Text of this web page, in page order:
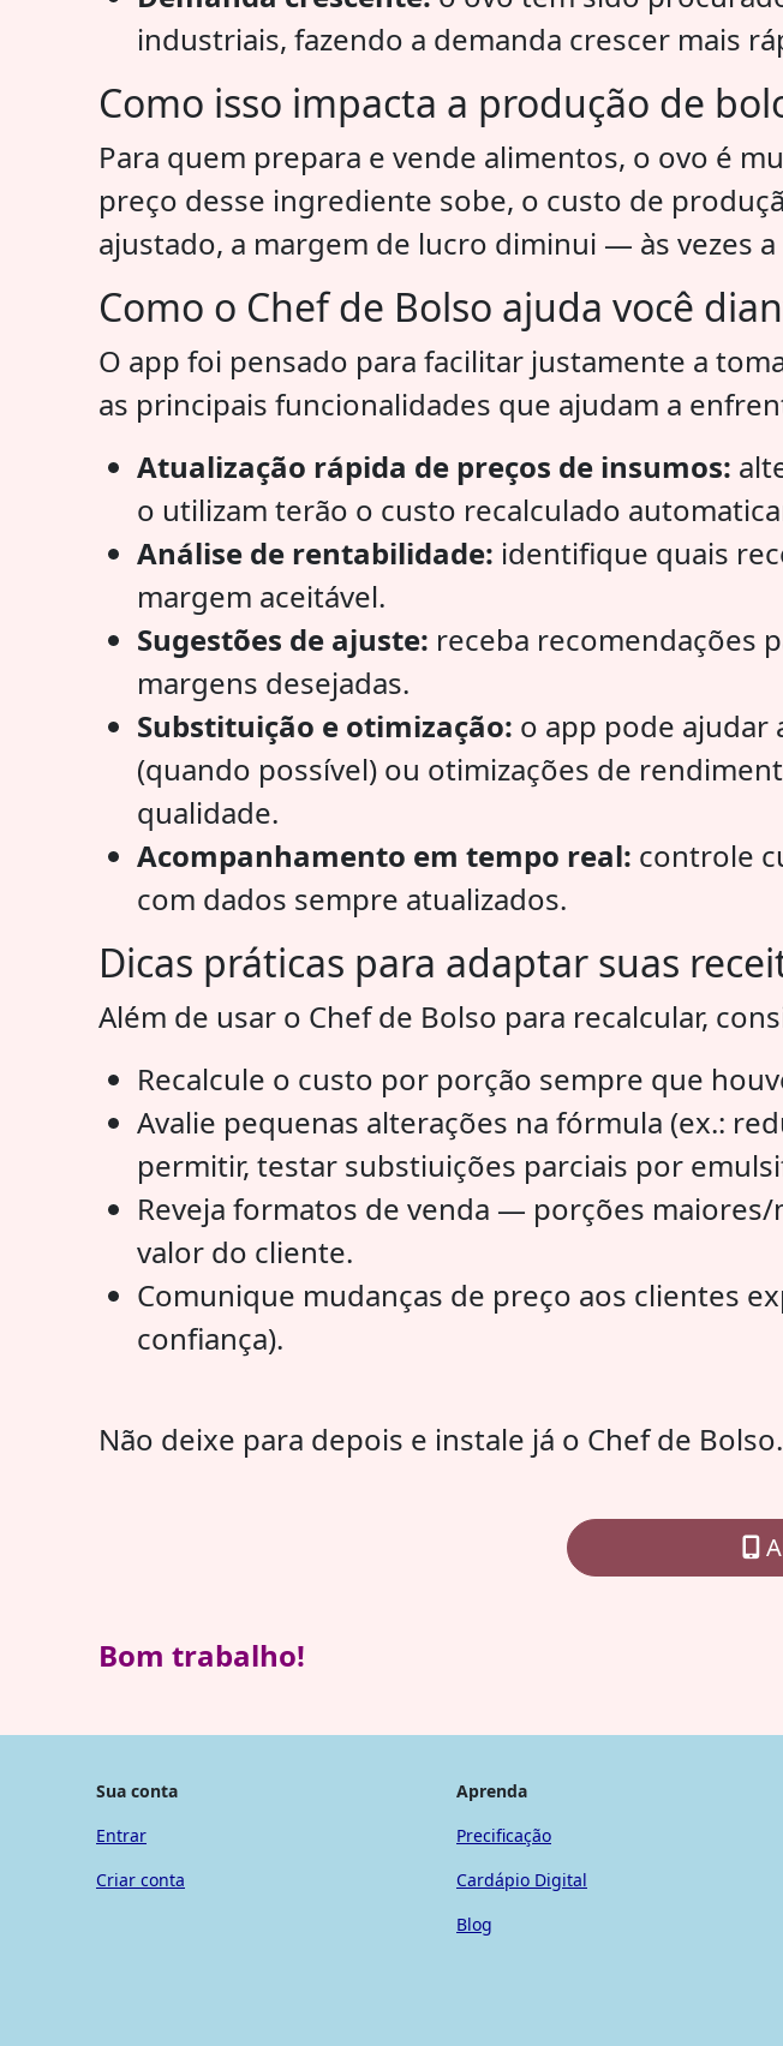
industriais, fazendo a demanda crescer mais
Como isso impacta a produção de
Para quem prepara e vende alimentos, o ovo é
preço desse ingrediente sobe, o custo de
ajustado, a margem de lucro diminui — às vezes
Como o Chef de Bolso ajuda você
O app foi pensado para facilitar justamente a
as principais funcionalidades que ajudam a
Atualização rápida de preços de insumos:
o utilizam terão o custo recalculado
Análise de rentabilidade: identifique quais
margem aceitável.
Sugestões de ajuste: receba recomendações
margens desejadas.
Substituição e otimização: o app pode ajudar
(quando possível) ou otimizações de
qualidade.
Acompanhamento em tempo real: controle
com dados sempre atualizados.
Dicas práticas para adaptar suas
Além de usar o Chef de Bolso para recalcular,
Recalcule o custo por porção sempre que
Avalie pequenas alterações na fórmula (ex.:
permitir, testar substiuições parciais por
Reveja formatos de venda — porções
valor do cliente.
Comunique mudanças de preço aos clientes
confiança).
Não deixe para depois e instale já o Chef de Bolso.
Bom trabalho!
Sua conta
Entrar
Criar conta
Aprenda
Precificação
Cardápio Digital
Blog